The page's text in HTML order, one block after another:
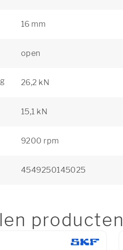
16 mm
open
26,2 kN
15,1 kN
9200 rpm
4549250145025
producten